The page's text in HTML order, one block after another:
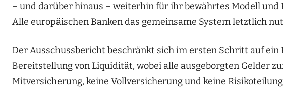
– und darüber hinaus – weiterhin für ihr bewährtes Modell
Alle europäischen Banken das gemeinsame System letztlich
Der Ausschussbericht beschränkt sich im ersten Schritt auf
Bereitstellung von Liquidität, wobei alle ausgeborgten Gelder
Mitversicherung, keine Vollversicherung und keine